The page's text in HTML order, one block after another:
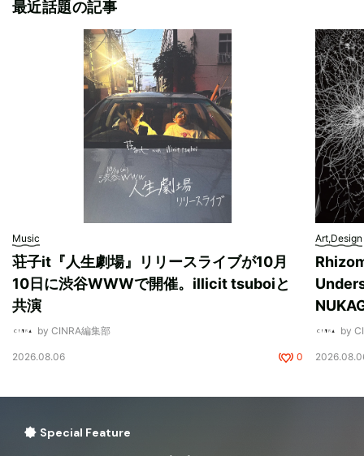
最近話題の記事
Music
荘子it『人生劇場』リリースライブが10月
10日に渋谷WWWで開催。illicit tsuboiと
共演
by CINRA編集部
2026.08.06 0
Art,Design
by
Special Feature